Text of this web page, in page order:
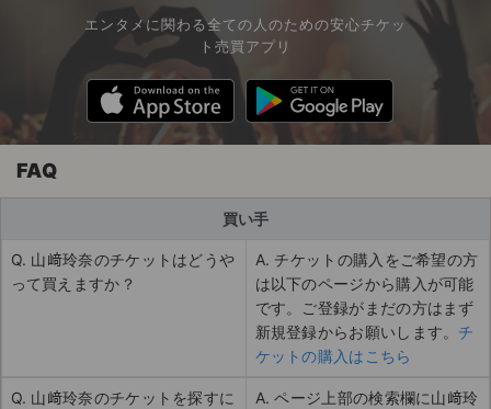
エンタメに関わる全ての人のための安心チケッ
ト売買アプリ
FAQ
買い手
Q. 山﨑玲奈のチケットはどうや
って買えますか？
A. チケットの購入をご希望の方
は以下のページから購入が可能
です。ご登録がまだの方はまず
新規登録からお願いします。 チ
ケットの購入はこちら
Q. 山﨑玲奈のチケットを探すに
A. ページ上部の検索欄に山﨑玲